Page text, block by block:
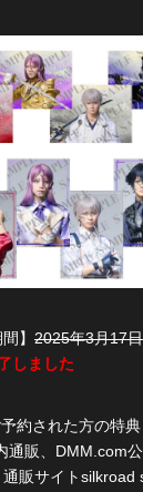
】 2025年3月17
しました
約された方の特典
通販、DMM.com
販サイトsilkroad